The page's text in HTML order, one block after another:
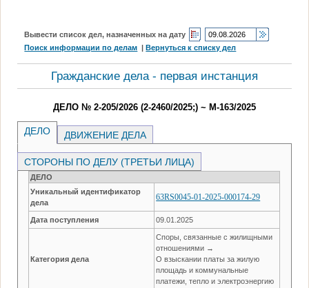
Вывести список дел, назначенных на дату
Поиск информации по делам |Вернуться к списку дел
Гражданские дела - первая инстанция
ДЕЛО № 2-205/2026 (2-2460/2025;) ~ М-163/2025
ДЕЛО ДВИЖЕНИЕ ДЕЛА
СТОРОНЫ ПО ДЕЛУ (ТРЕТЬИ ЛИЦА)
ДЕЛО
Уникальный идентификатор
дела
63RS0045-01-2025-000174-29
Дата поступления 09.01.2025
Категория дела
Споры, связанные с жилищными
отношениями →
О взыскании платы за жилую
площадь и коммунальные
платежи, тепло и электроэнергию